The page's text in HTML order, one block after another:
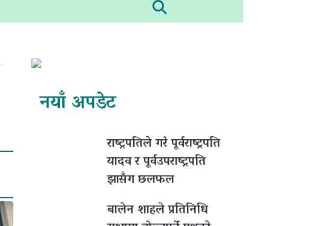
नयाँ अपडेट
राष्ट्रपतिले गरे पूर्वराष्ट्रपति
यादव र पूर्वउपराष्ट्रपति
झासँग छलफल
बालेन शाहले प्रतिनिधि